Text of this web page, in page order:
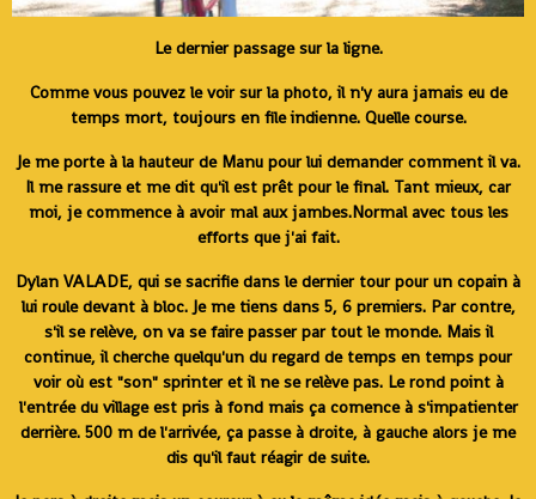
Le dernier passage sur la ligne.
Comme vous pouvez le voir sur la photo, il n'y aura jamais eu de
temps mort, toujours en file indienne. Quelle course.
Je me porte à la hauteur de Manu pour lui demander comment il va.
Il me rassure et me dit qu'il est prêt pour le final. Tant mieux, car
moi, je commence à avoir mal aux jambes.Normal avec tous les
efforts que j'ai fait.
Dylan VALADE, qui se sacrifie dans le dernier tour pour un copain à
lui roule devant à bloc. Je me tiens dans 5, 6 premiers. Par contre,
s'il se relève, on va se faire passer par tout le monde. Mais il
continue, il cherche quelqu'un du regard de temps en temps pour
voir où est "son" sprinter et il ne se relève pas. Le rond point à
l'entrée du village est pris à fond mais ça comence à s'impatienter
derrière. 500 m de l'arrivée, ça passe à droite, à gauche alors je me
dis qu'il faut réagir de suite.